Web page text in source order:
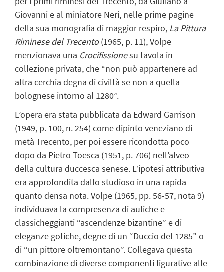
Giovanni e al miniatore Neri, nelle prime pagine
della sua monografia di maggior respiro, La Pittura
Riminese del Trecento(1965, p. 11), Volpe
menzionava una Crocifissionesu tavola in
collezione privata, che “non può appartenere ad
altra cerchia degna di civiltà se non a quella
bolognese intorno al 1280”.
L’opera era stata pubblicata da Edward Garrison
(1949, p. 100, n. 254) come dipinto veneziano di
metà Trecento, per poi essere ricondotta poco
dopo da Pietro Toesca (1951, p. 706) nell’alveo
della cultura duccesca senese. L’ipotesi attributiva
era approfondita dallo studioso in una rapida
quanto densa nota. Volpe (1965, pp. 56-57, nota 9)
individuava la compresenza di auliche e
classicheggianti “ascendenze bizantine” e di
eleganze gotiche, degne di un “Duccio del 1285” o
di “un pittore oltremontano”. Collegava questa
combinazione di diverse componenti figurative alle